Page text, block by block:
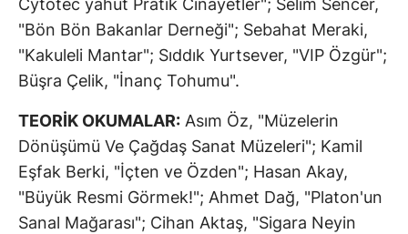
Cytotec yahut Pratik Cinayetler"; Selim Sencer,
"Bön Bön Bakanlar Derneği"; Sebahat Meraki,
"Kakuleli Mantar"; Sıddık Yurtsever, "VIP Özgür";
Büşra Çelik, "İnanç Tohumu".
TEORİK OKUMALAR: Asım Öz, "Müzelerin
Dönüşümü Ve Çağdaş Sanat Müzeleri"; Kamil
Eşfak Berki, "İçten ve Özden"; Hasan Akay,
"Büyük Resmi Görmek!"; Ahmet Dağ, "Platon'un
Sanal Mağarası"; Cihan Aktaş, "Sigara Neyin